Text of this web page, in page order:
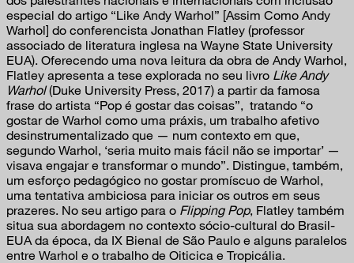
especial do artigo “Like Andy Warhol” [Assim Como Andy
Warhol] do conferencista Jonathan Flatley (professor
associado de literatura inglesa na Wayne State University
EUA). Oferecendo uma nova leitura da obra de Andy Warhol,
Flatley apresenta a tese explorada no seu livro Like Andy
Warhol(Duke University Press, 2017) a partir da famosa
frase do artista “Pop é gostar das coisas”, tratando “o
gostar de Warhol como uma práxis, um trabalho afetivo
desinstrumentalizado que — num contexto em que,
segundo Warhol, ‘seria muito mais fácil não se importar’ —
visava engajar e transformar o mundo”. Distingue, também,
um esforço pedagógico no gostar promíscuo de Warhol,
uma tentativa ambiciosa para iniciar os outros em seus
prazeres. No seu artigo para o Flipping Pop, Flatley também
situa sua abordagem no contexto sócio-cultural do Brasil-
EUA da época, da IX Bienal de São Paulo e alguns paralelos
entre Warhol e o trabalho de Oiticica e Tropicália.